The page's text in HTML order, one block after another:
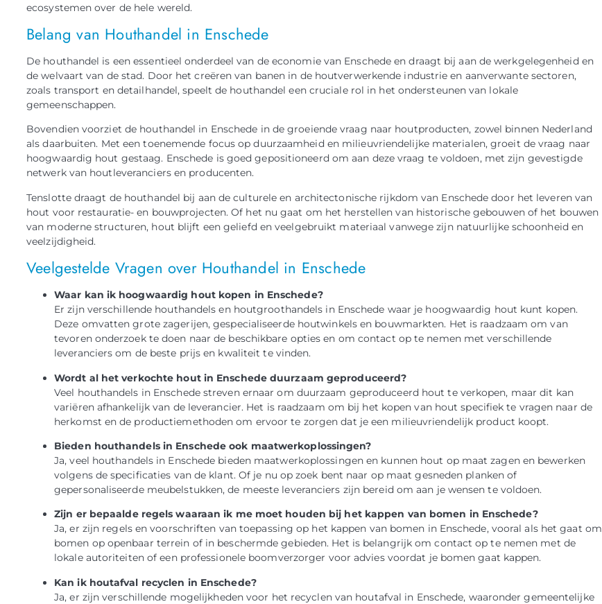
ecosystemen over de hele wereld.
Belang van Houthandel in Enschede
De houthandel is een essentieel onderdeel van de economie van Enschede en draagt bij aan de werkgelegenheid en
de welvaart van de stad. Door het creëren van banen in de houtverwerkende industrie en aanverwante sectoren,
zoals transport en detailhandel, speelt de houthandel een cruciale rol in het ondersteunen van lokale
gemeenschappen.
Bovendien voorziet de houthandel in Enschede in de groeiende vraag naar houtproducten, zowel binnen Nederland
als daarbuiten. Met een toenemende focus op duurzaamheid en milieuvriendelijke materialen, groeit de vraag naar
hoogwaardig hout gestaag. Enschede is goed gepositioneerd om aan deze vraag te voldoen, met zijn gevestigde
netwerk van houtleveranciers en producenten.
Tenslotte draagt de houthandel bij aan de culturele en architectonische rijkdom van Enschede door het leveren van
hout voor restauratie- en bouwprojecten. Of het nu gaat om het herstellen van historische gebouwen of het bouwen
van moderne structuren, hout blijft een geliefd en veelgebruikt materiaal vanwege zijn natuurlijke schoonheid en
veelzijdigheid.
Veelgestelde Vragen over Houthandel in Enschede
Waar kan ik hoogwaardig hout kopen in Enschede?
Er zijn verschillende houthandels en houtgroothandels in Enschede waar je hoogwaardig hout kunt kopen.
Deze omvatten grote zagerijen, gespecialiseerde houtwinkels en bouwmarkten. Het is raadzaam om van
tevoren onderzoek te doen naar de beschikbare opties en om contact op te nemen met verschillende
leveranciers om de beste prijs en kwaliteit te vinden.
Wordt al het verkochte hout in Enschede duurzaam geproduceerd?
Veel houthandels in Enschede streven ernaar om duurzaam geproduceerd hout te verkopen, maar dit kan
variëren afhankelijk van de leverancier. Het is raadzaam om bij het kopen van hout specifiek te vragen naar de
herkomst en de productiemethoden om ervoor te zorgen dat je een milieuvriendelijk product koopt.
Bieden houthandels in Enschede ook maatwerkoplossingen?
Ja, veel houthandels in Enschede bieden maatwerkoplossingen en kunnen hout op maat zagen en bewerken
volgens de specificaties van de klant. Of je nu op zoek bent naar op maat gesneden planken of
gepersonaliseerde meubelstukken, de meeste leveranciers zijn bereid om aan je wensen te voldoen.
Zijn er bepaalde regels waaraan ik me moet houden bij het kappen van bomen in Enschede?
Ja, er zijn regels en voorschriften van toepassing op het kappen van bomen in Enschede, vooral als het gaat om
bomen op openbaar terrein of in beschermde gebieden. Het is belangrijk om contact op te nemen met de
lokale autoriteiten of een professionele boomverzorger voor advies voordat je bomen gaat kappen.
Kan ik houtafval recyclen in Enschede?
Ja, er zijn verschillende mogelijkheden voor het recyclen van houtafval in Enschede, waaronder gemeentelijke